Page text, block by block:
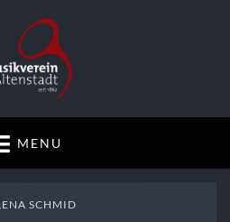
MENU
SCHMID